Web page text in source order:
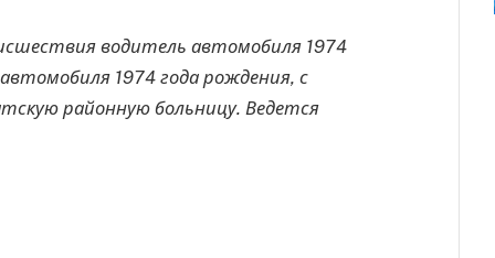
водитель автомобиля 1974
1974 года рождения, с
районную больницу. Ведется